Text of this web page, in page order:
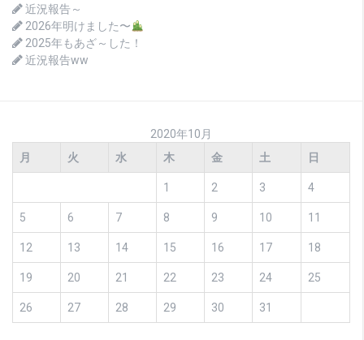
近況報告～
2026年明けました〜
2025年もあざ～した！
近況報告ww
2020年10月
月
火 水 木 金 土 日
1 2 3 4
5 6 7 8 9 10 11
12 13 14 15 16 17 18
19 20 21 22 23 24 25
26 27 28 29 30 31